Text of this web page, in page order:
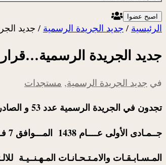
اصبح عضوا
الرئيسية / جديد الجريدة الرسمية / جديد
جديد الجريدة الرسمية…قرار
في جديد الجريدة الرسمية, مستجدات
تجدون في الجريدة الرسمية عدد 53 و الصادرة بتاريخ 13 سبتمبر 2017 قــــرار مــــؤرخ في 10
جــمـادى الأولى عــــام 1438 المـــوافق 7 فـبـرايـر سـنـة 2017 يـحـدد إطــار تـنـظـيـم
المـسـابـقـات والامـتـحـانـات المـهـنــيـة